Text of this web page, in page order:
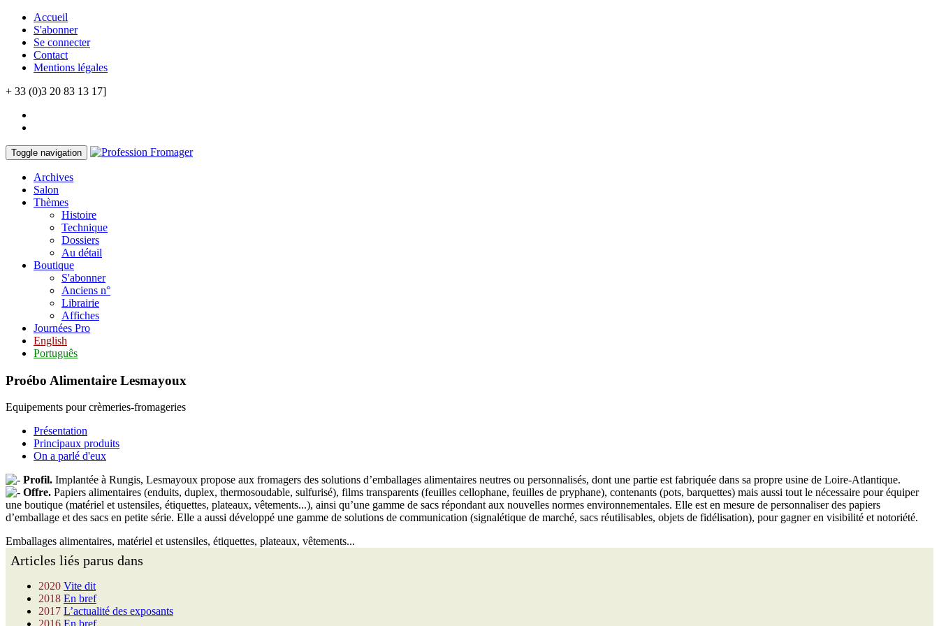
Accueil
S'abonner
Se connecter
Contact
Mentions légales
+ 33 (0)3 20 83 13 17]
Toggle navigation
Archives
Salon
Thèmes
Histoire
Technique
Dossiers
Au détail
Boutique
S'abonner
Anciens n°
Librairie
Affiches
Journées Pro
English
Português
Proébo Alimentaire Lesmayoux
Equipements pour crèmeries-fromageries
Présentation
Principaux produits
On a parlé d'eux
Profil. Implantée à Rungis, Lesmayoux propose aux fromagers des solutions d’emballages alimentaires neutres ou personnalisés, dont une partie est fabriquée dans sa propre usine de Loire-Atlantique.
Offre. Papiers alimentaires (enduits, duplex, thermosoudable, sulfurisé), films transparents (feuilles cellophane, feuilles de pryphane), contenants (pots, barquettes) mais aussi tout le nécessaire pour équiper
une boutique (matériel et ustensiles, étiquettes, plateaux, vêtements...), ainsi qu’une gamme de sacs répondant aux nouvelles normes environnementales. Elle est en mesure de personnaliser des papiers
d’emballage et des sacs en petite série. Elle a aussi développé une gamme de solutions de communication (signalétique de marché, sacs réutilisables, objets de fidélisation), pour gagner en visibilité et notoriété.
Emballages alimentaires, matériel et ustensiles, étiquettes, plateaux, vêtements...
Articles liés parus dans
2020 Vite dit
2018 En bref
2017 L’actualité des exposants